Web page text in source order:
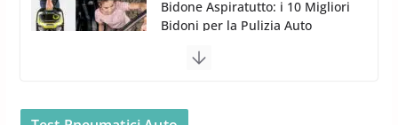
Gun per la tua Idropulitrice?
5 Maggio 2022 2 min read
Car Care